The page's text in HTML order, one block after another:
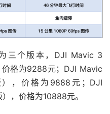
三个版本，DJI Mavic 3
格为9288元；DJI Mavic
，价格为9888元；DJI
，价格为10888元。